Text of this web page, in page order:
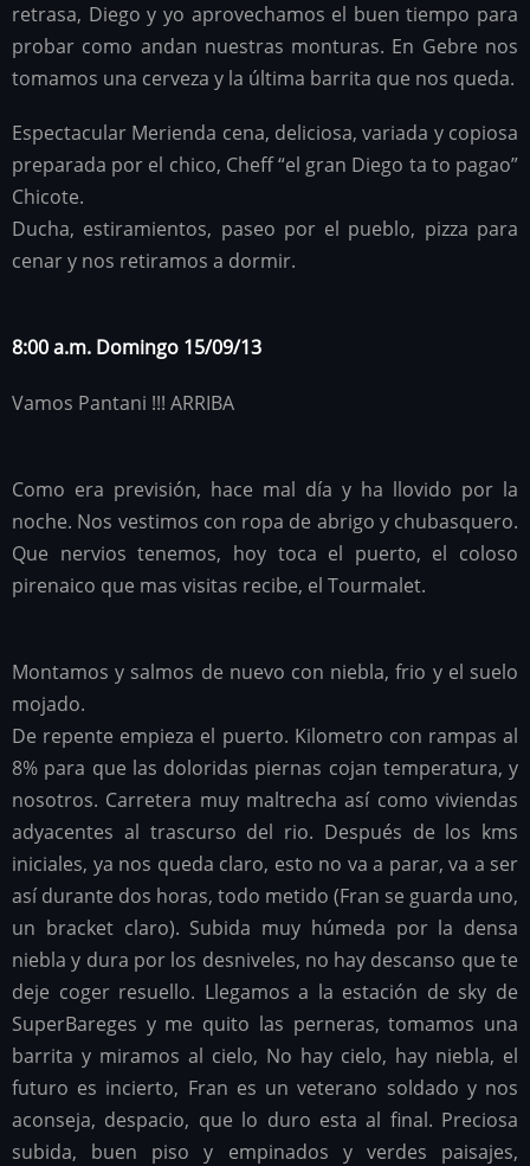
retrasa, Diego y yo aprovechamos el buen tiempo para
probar como andan nuestras monturas. En Gebre nos
tomamos una cerveza y la última barrita que nos queda.
Espectacular Merienda cena, deliciosa, variada y copiosa
preparada por el chico, Cheff “el gran Diego ta to pagao”
Chicote.
Ducha, estiramientos, paseo por el pueblo, pizza para
cenar y nos retiramos a dormir.
8:00 a.m. Domingo 15/09/13
Vamos Pantani !!! ARRIBA
Como era previsión, hace mal día y ha llovido por la
noche. Nos vestimos con ropa de abrigo y chubasquero.
Que nervios tenemos, hoy toca el puerto, el coloso
pirenaico que mas visitas recibe, el Tourmalet.
Montamos y salmos de nuevo con niebla, frio y el suelo
mojado.
De repente empieza el puerto. Kilometro con rampas al
8% para que las doloridas piernas cojan temperatura, y
nosotros. Carretera muy maltrecha así como viviendas
adyacentes al trascurso del rio. Después de los kms
iniciales, ya nos queda claro, esto no va a parar, va a ser
así durante dos horas, todo metido (Fran se guarda uno,
un bracket claro). Subida muy húmeda por la densa
niebla y dura por los desniveles, no hay descanso que te
deje coger resuello. Llegamos a la estación de sky de
SuperBareges y me quito las perneras, tomamos una
barrita y miramos al cielo, No hay cielo, hay niebla, el
futuro es incierto, Fran es un veterano soldado y nos
aconseja, despacio, que lo duro esta al final. Preciosa
subida, buen piso y empinados y verdes paisajes,